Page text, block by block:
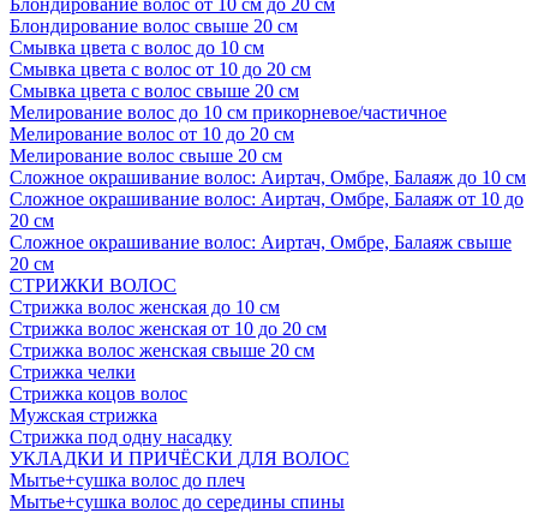
Блондирование волос от 10 см до 20 см
Блондирование волос свыше 20 см
Смывка цвета с волос до 10 см
Смывка цвета с волос от 10 до 20 см
Смывка цвета с волос свыше 20 см
Мелирование волос до 10 см прикорневое/частичное
Мелирование волос от 10 до 20 см
Мелирование волос свыше 20 см
Сложное окрашивание волос: Аиртач, Омбре, Балаяж до 10 см
Сложное окрашивание волос: Аиртач, Омбре, Балаяж от 10 до
20 см
Сложное окрашивание волос: Аиртач, Омбре, Балаяж свыше
20 см
СТРИЖКИ ВОЛОС
Стрижка волос женская до 10 см
Стрижка волос женская от 10 до 20 см
Стрижка волос женская свыше 20 см
Стрижка челки
Стрижка коцов волос
Мужская стрижка
Стрижка под одну насадку
УКЛАДКИ И ПРИЧЁСКИ ДЛЯ ВОЛОС
Мытье+сушка волос до плеч
Мытье+сушка волос до середины спины